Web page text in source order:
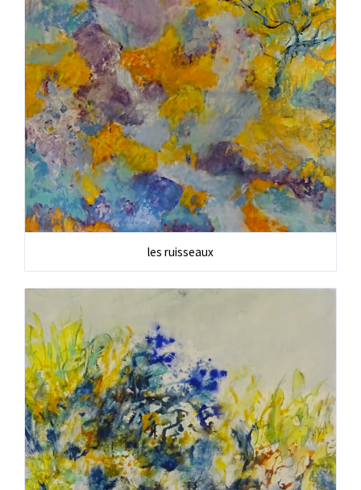
les ruisseaux